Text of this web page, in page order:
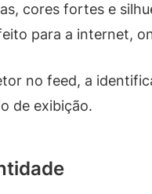
cores fortes e
para a internet,
no feed, a
de exibição.